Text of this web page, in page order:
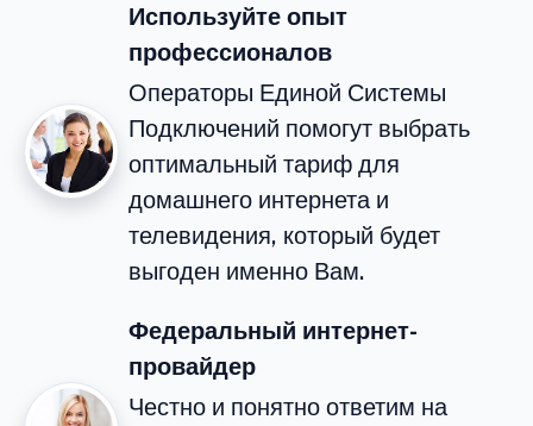
Используйте опыт
профессионалов
Операторы Единой Системы
Подключений помогут выбрать
оптимальный тариф для
домашнего интернета и
телевидения, который будет
выгоден именно Вам.
Федеральный интернет-
провайдер
Честно и понятно ответим на